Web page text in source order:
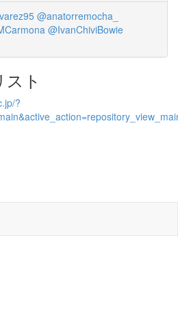
@anatorremocha_
@IvanChiviBowie
ト
?